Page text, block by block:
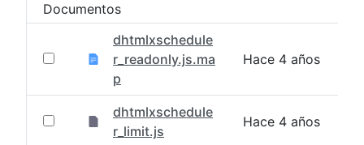
Documentos
dhtmlxschedule
r_readonly.js.ma
p
Hace 4 años
dhtmlxschedule
r_limit.js
Hace 4 años